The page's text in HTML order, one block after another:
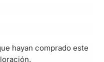
hayan comprado este